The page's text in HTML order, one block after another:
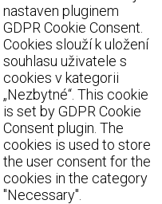
nastaven pluginem
GDPR Cookie Consent.
Cookies slouží k uložení
souhlasu uživatele s
cookies v kategorii
„Nezbytné“. This cookie
is set by GDPR Cookie
Consent plugin. The
cookies is used to store
the user consent for the
cookies in the category
"Necessary".